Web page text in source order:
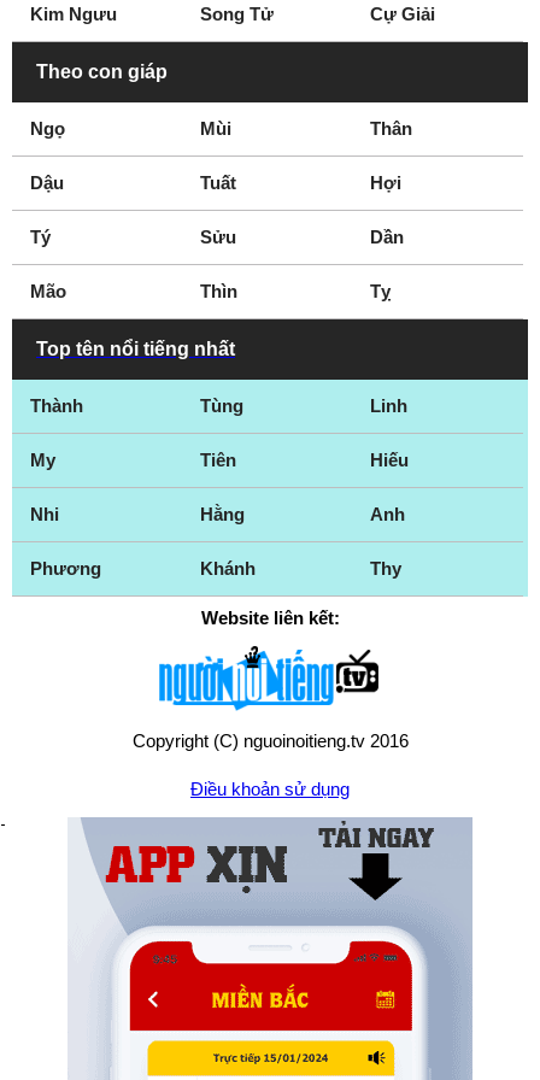
Người đẹp Kinh Bắc Người đẹp xứ Trà
Kim Ngưu Song Tử Cự Giải
Theo con giáp
Ngọ Mùi Thân
Dậu Tuất Hợi
Tý Sửu Dần
Mão Thìn Tỵ
Top tên nổi tiếng nhất
Thành Tùng Linh
My Tiên Hiếu
Nhi Hằng Anh
Phương Khánh Thy
Website liên kết:
Copyright (C) nguoinoitieng.tv 2016
Điều khoản sử dụng
Liên hệ: mail.nguoinoitieng.tv@gmail.com